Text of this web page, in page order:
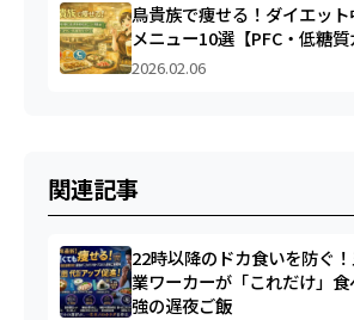
鳥貴族で痩せる！ダイエッ
メニュー10選【PFC・低糖質
2026.02.06
関連記事
22時以降のドカ食いを防ぐ
業ワーカーが「これだけ」
強の遅夜ご飯